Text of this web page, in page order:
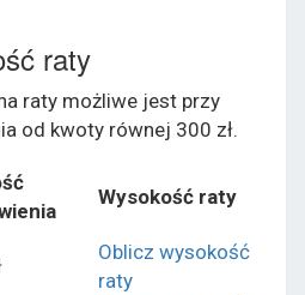
raty
raty możliwe jest przy
od kwoty równej 300 zł.
Wysokość raty
Oblicz wysokość
raty